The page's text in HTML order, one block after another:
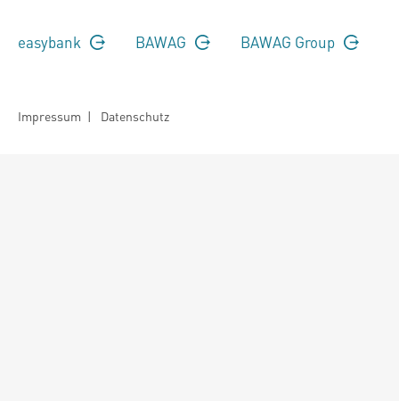
easybank BAWAG BAWAG Group
Impressum | Datenschutz